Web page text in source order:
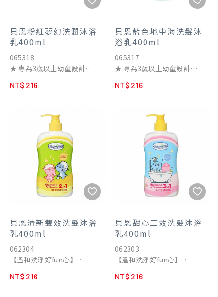
不含塑化劑、Paraben、礦物
皂鹼、人工發泡劑及致敏香料
▌泡浴免沖洗
洗沐一瓶搞定，可從頭洗到
腳，減少水分流失
貝恩粉紅夢幻洗潤沐浴
乳400ml
065318
★ 專為3歲以上幼童設計
一瓶搞定
玉米來源植物保濕劑，加強保
濕，維持髮絲與肌膚健康
▌香味清新
添加蜜桃、檸檬、玫瑰、橙花
香氛，給予肌膚甜花香氛體驗
▌洗沐一瓶搞定
雙效配方，修護肌膚與秀髮
▌無易致敏成分
MCI易致敏防腐劑
▌清潔首選
柿果汁發酵萃取液除臭成分能
中和皮脂、流汗等所形成的惱
人異味
NT$ 216
貝恩藍色地中海洗髮沐
浴乳400ml
065317
★ 專為3歲以上幼童設計
定
玉米來源植物保濕劑，加強保
濕，維持髮絲與肌膚健康
▌香味清新
添加蜂蜜、依蘭、茉莉、玫瑰
香氛，給予肌膚清新香氛體驗
▌洗沐一瓶搞定
雙效配方，修護肌膚與秀髮
▌無易致敏成分
MCI易致敏防腐劑
▌肌膚濕潤因子-乳酸鈉
促進角質更新代謝，減輕汗水
或泳池中的氯消毒劑帶給皮膚
的不適感
NT$ 216
貝恩清新雙效洗髮沐浴
乳400ml
062304
【溫和洗淨好fun心】
★ 二合一配方，洗髮、沐浴一
NT$ 216
貝恩甜心三效洗髮沐浴
乳400ml
062303
【溫和洗淨好fun心】
★ 三效和一，洗潤髮、沐浴一
NT$ 216